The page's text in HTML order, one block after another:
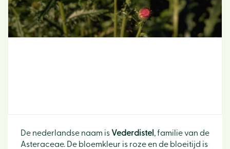
De nederlandse naam is Vederdistel , familie van de
Asteraceae. De bloemkleur is roze en de bloeitijd is